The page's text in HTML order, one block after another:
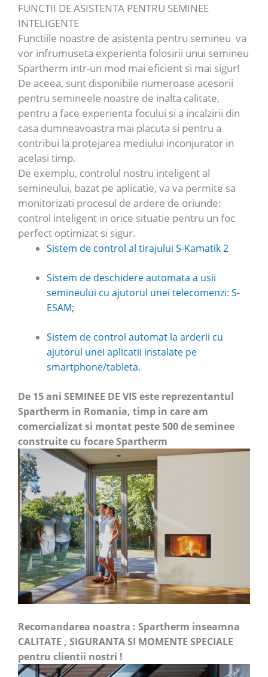
FUNCTII DE ASISTENTA PENTRU SEMINEE
INTELIGENTE
Functiile noastre de asistenta pentru semineu va
vor infrumuseta experienta folosirii unui semineu
Spartherm intr-un mod mai eficient si mai sigur!
De aceea, sunt disponibile numeroase acesorii
pentru semineele noastre de inalta calitate,
pentru a face experienta focului si a incalzirii din
casa dumneavoastra mai placuta si pentru a
contribui la protejarea mediului inconjurator in
acelasi timp.
De exemplu, controlul nostru inteligent al
semineului, bazat pe aplicatie, va va permite sa
monitorizati procesul de ardere de oriunde:
control inteligent in orice situatie pentru un foc
perfect optimizat si sigur.
Sistem de control al tirajului S-Kamatik 2
Sistem de deschidere automata a usii
semineului cu ajutorul unei telecomenzi: S-
ESAM;
Sistem de control automat la arderii cu
ajutorul unei aplicatii instalate pe
smartphone/tableta.
De 15 ani SEMINEE DE VIS este reprezentantul
Spartherm in Romania, timp in care am
comercializat si montat peste 500 de seminee
construite cu focare Spartherm
Recomandarea noastra : Spartherm inseamna
CALITATE , SIGURANTA SI MOMENTE SPECIALE
pentru clientii nostri !